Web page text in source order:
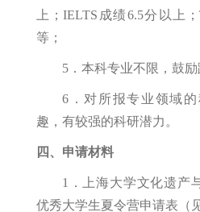
上；IELTS成绩6.5分以上
等；
5．本科专业不限，鼓励
6．对所报专业领域
趣，有较强的科研潜力。
四、申请材料
1．上海大学文化遗产
优秀大学生夏令营申请表（